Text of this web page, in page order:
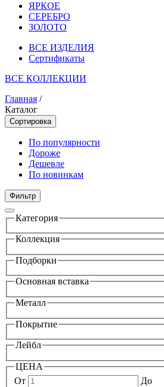
ЯРКОЕ
СЕРЕБРО
ЗОЛОТО
ВСЕ ИЗДЕЛИЯ
Сертификаты
ВСЕ КОЛЛЕКЦИИ
Главная /
Каталог
Сортировка
По популярности
Дороже
Дешевле
По новинкам
Фильтр
Категория
Коллекция
Подборки
Основная вставка
Металл
Покрытие
Лейбл
ЦЕНА
От
До